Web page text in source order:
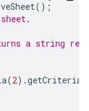
();
a string
(2).